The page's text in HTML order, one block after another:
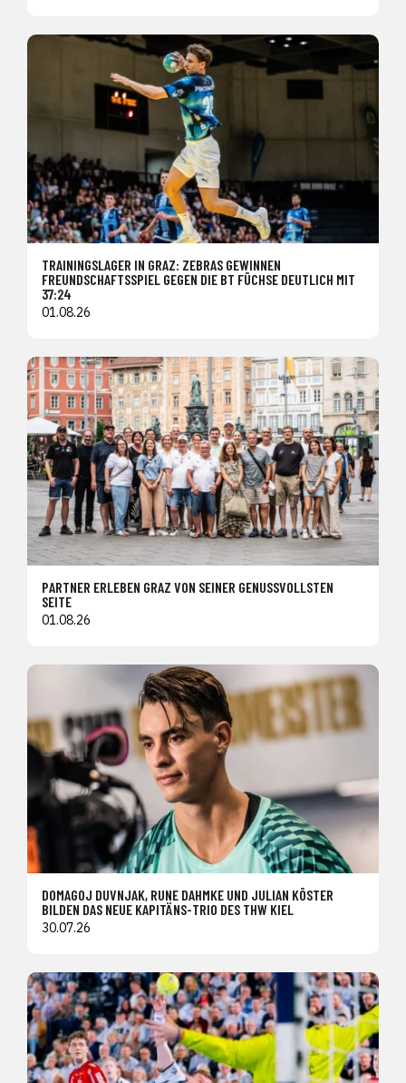
TRAININGSLAGER IN GRAZ: ZEBRAS GEWINNEN
FREUNDSCHAFTSSPIEL GEGEN DIE BT FÜCHSE DEUTLICH MIT
37:24
01.08.26
PARTNER ERLEBEN GRAZ VON SEINER GENUSSVOLLSTEN
SEITE
01.08.26
DOMAGOJ DUVNJAK, RUNE DAHMKE UND JULIAN KÖSTER
BILDEN DAS NEUE KAPITÄNS-TRIO DES THW KIEL
30.07.26